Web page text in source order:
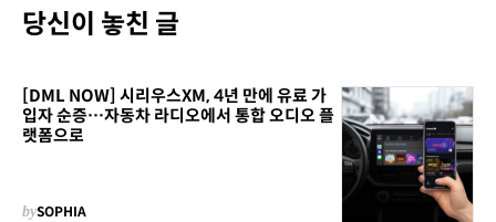
당신이 놓친 글
[DML NOW] 시리우스XM, 4년 만에 유료 가
입자 순증…자동차 라디오에서 통합 오디오 플
랫폼으로
bySOPHIA